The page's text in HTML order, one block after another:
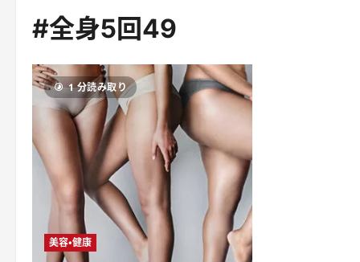
#全身5回49
1 分読み取り
美容・健康